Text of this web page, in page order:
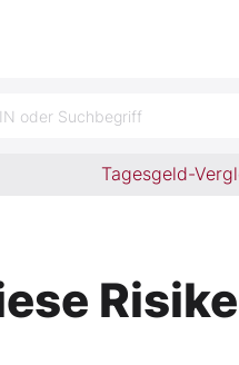
oder Suchbegriff
Tagesgeld-